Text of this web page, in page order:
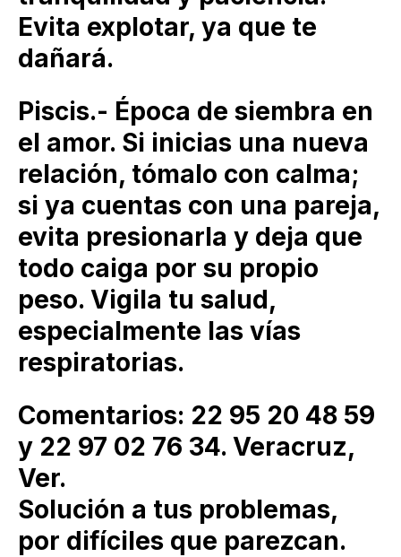
Evita explotar, ya que te
dañará.
Piscis.- Época de siembra en
el amor. Si inicias una nueva
relación, tómalo con calma;
si ya cuentas con una pareja,
evita presionarla y deja que
todo caiga por su propio
peso. Vigila tu salud,
especialmente las vías
respiratorias.
Comentarios: 22 95 20 48 59
y 22 97 02 76 34. Veracruz,
Ver.
Solución a tus problemas,
por difíciles que parezcan.